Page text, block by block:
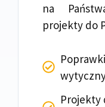
na
projekty do
Projekty